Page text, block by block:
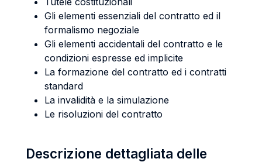
Gli elementi essenziali del contratto ed il
formalismo negoziale
Gli elementi accidentali del contratto e le
condizioni espresse ed implicite
La formazione del contratto ed i contratti
standard
La invalidità e la simulazione
Le risoluzioni del contratto
Descrizione dettagliata delle